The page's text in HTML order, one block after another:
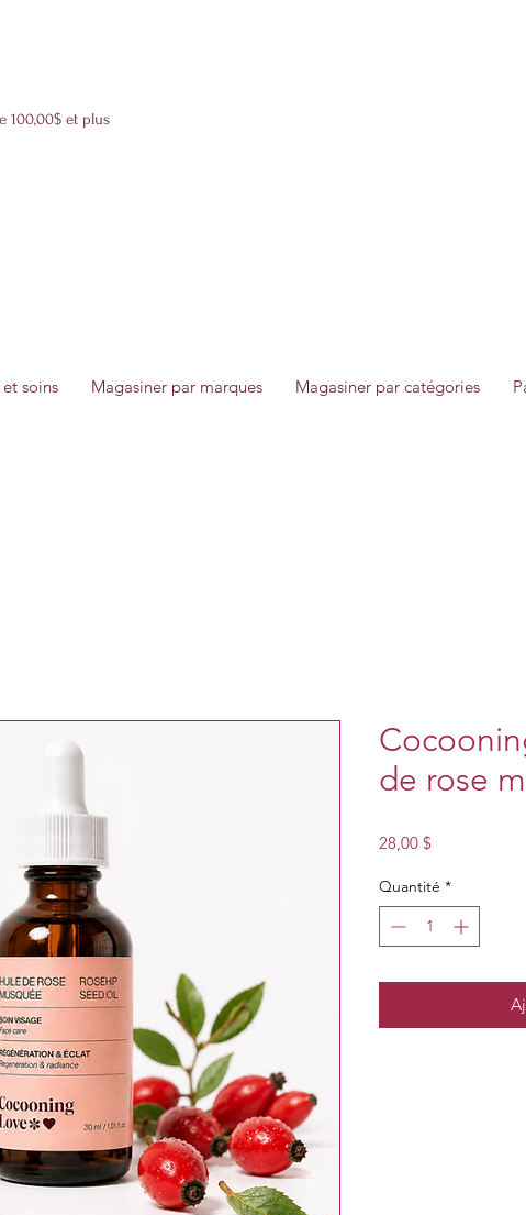
100,00$ et plus
soins Magasiner par marques Magasiner par catégories
de rose
28,00 $
Quantité *